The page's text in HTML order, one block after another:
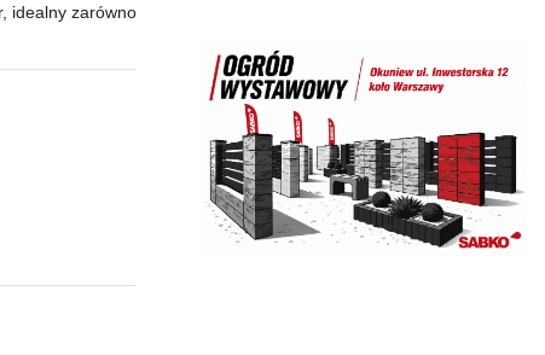
idealny zarówno